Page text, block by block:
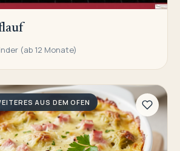
(ab 12 Monate)
AUS DEM OFEN